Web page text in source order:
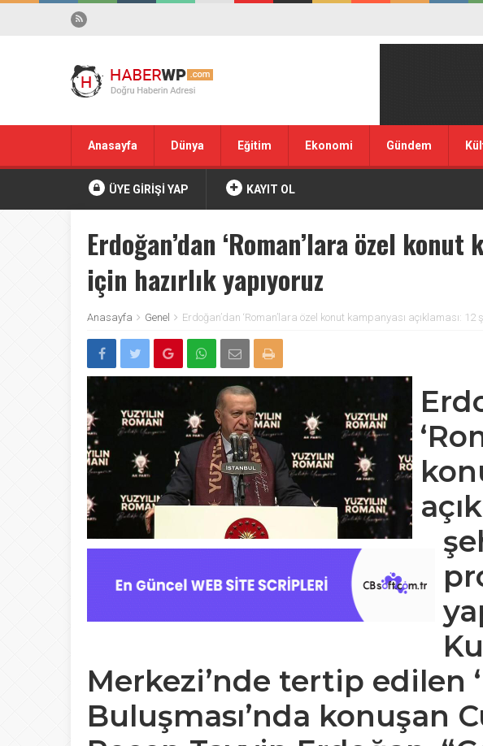
Anasayfa Dünya Eğitim Ekonomi Gündem
ÜYE GİRİŞİ YAP KAYIT OL
Erdoğan’dan ‘Roman’lara özel
için hazırlık yapıyoruz
Anasayfa Genel Erdoğan’dan ‘Roman’lara özel konut kampanyası açıklaması:
Merkezi’nde tertip edilen
Buluşması’nda konuşan